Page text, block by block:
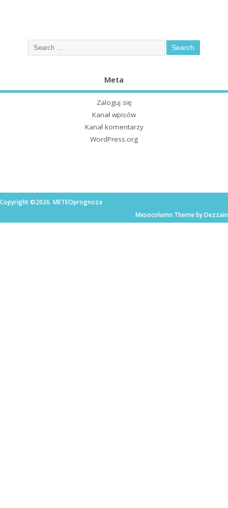
Meta
Zaloguj się
Kanał wpisów
Kanał komentarzy
WordPress.org
Copyright ©2026. METEOprognoza
Mesocolumn Theme by Dezzain